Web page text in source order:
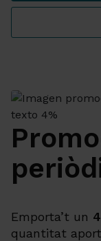
Emporta’t un
quantitat